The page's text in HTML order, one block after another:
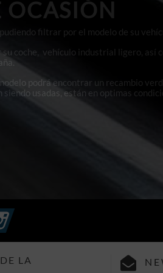
OCASIÓN
filtrar por el modelo de su
coche, vehículo industrial ligero, así
podrá encontrar un recambio
usadas, están en optimas
Instagram
LA